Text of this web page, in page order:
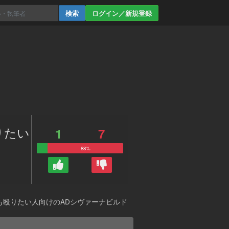
ログイン／新規登録
い 1 7
88%
りたい人向けのADシヴァーナビルド